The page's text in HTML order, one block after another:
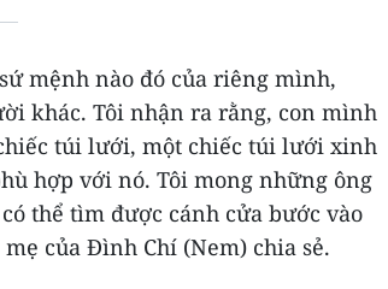
mệnh nào đó của riêng mình,
khác. Tôi nhận ra rằng, con mình
túi lưới, một chiếc túi lưới xinh
hợp với nó. Tôi mong những ông
thể tìm được cánh cửa bước vào
của Đình Chí (Nem) chia sẻ.